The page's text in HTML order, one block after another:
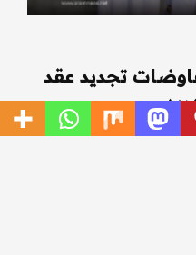
تجديد عقد